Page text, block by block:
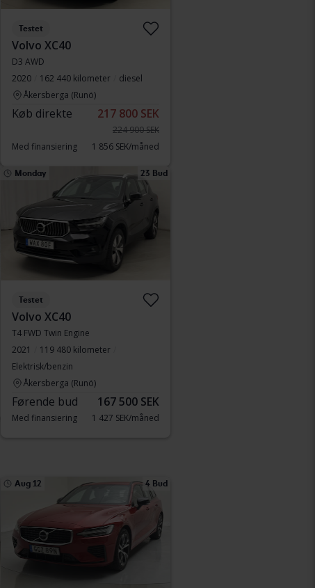
Testet
Volvo XC40
D3 AWD
2020
162 440 kilometer
diesel
Åkersberga (Runö)
Køb direkte 217 800 SEK
224 900 SEK
Med finansiering
1 856 SEK/måned
Monday 23 Bud
Testet
Volvo XC40
T4 FWD Twin Engine
2021
119 480 kilometer
Elektrisk/benzin
Åkersberga (Runö)
Førende bud 167 500 SEK
Med finansiering 1 427 SEK/måned
Aug 12 4 Bud